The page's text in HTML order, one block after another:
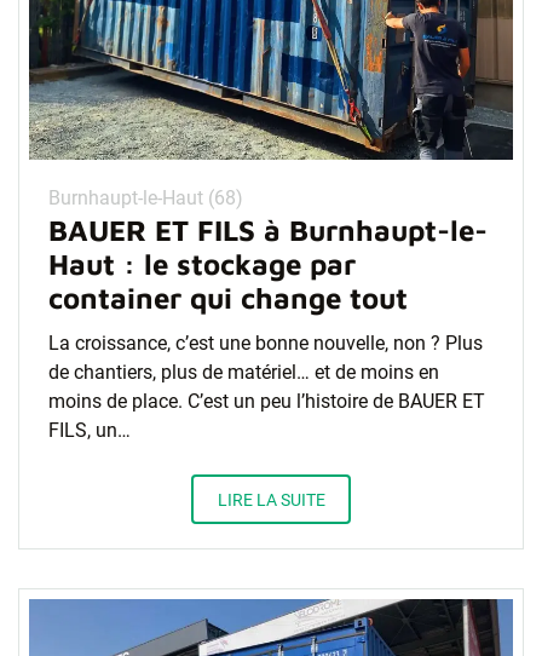
Burnhaupt-le-Haut (68)
BAUER ET FILS à Burnhaupt-le-
Haut : le stockage par
container qui change tout
La croissance, c’est une bonne nouvelle, non ? Plus
de chantiers, plus de matériel… et de moins en
moins de place. C’est un peu l’histoire de BAUER ET
FILS, un…
LIRE LA SUITE